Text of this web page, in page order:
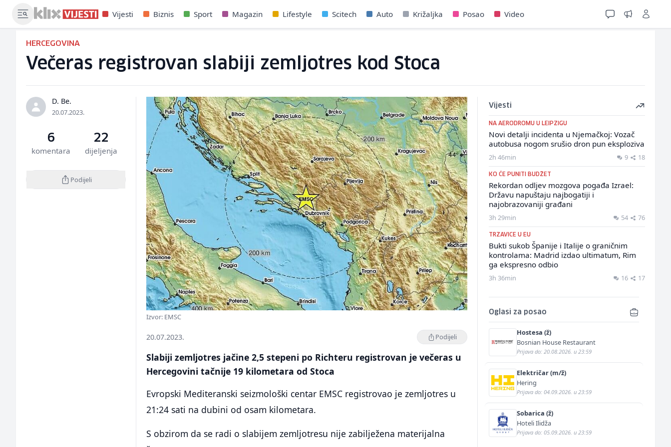
Vijesti Biznis Sport Magazin Lifestyle Scitech Auto Križaljka Posao Video
HERCEGOVINA
Večeras registrovan slabiji zemljotres kod Stoca
D. Be.
20.07.2023.
6
komentara
22
dijeljenja
Podijeli
Izvor: EMSC
20.07.2023. Podijeli
Slabiji zemljotres jačine 2,5 stepeni po Richteru registrovan je večeras u
Hercegovini tačnije 19 kilometara od Stoca
Evropski Mediteranski seizmološki centar EMSC registrovao je zemljotres u
21:24 sati na dubini od osam kilometara.
S obzirom da se radi o slabijem zemljotresu nije zabilježena materijalna
Vijesti
NA AERODROMU U LEIPZIGU
Novi detalji incidenta u Njemačkoj: Vozač
autobusa nogom srušio dron pun eksploziva
2h 46min 9 18
KO ĆE PUNITI BUDŽET
Rekordan odljev mozgova pogađa Izrael:
Državu napuštaju najbogatiji i
najobrazovaniji građani
3h 29min 54 76
TRZAVICE U EU
Bukti sukob Španije i Italije o graničnim
kontrolama: Madrid izdao ultimatum, Rim
ga ekspresno odbio
3h 36min 16 17
Oglasi za posao
Hostesa (ž)
Bosnian House Restaurant
Prijava do: 20.08.2026. u 23:59
Električar (m/ž)
Hering
Prijava do: 04.09.2026. u 23:59
Sobarica (ž)
Hoteli Ilidža
Prijava do: 05.09.2026. u 23:59